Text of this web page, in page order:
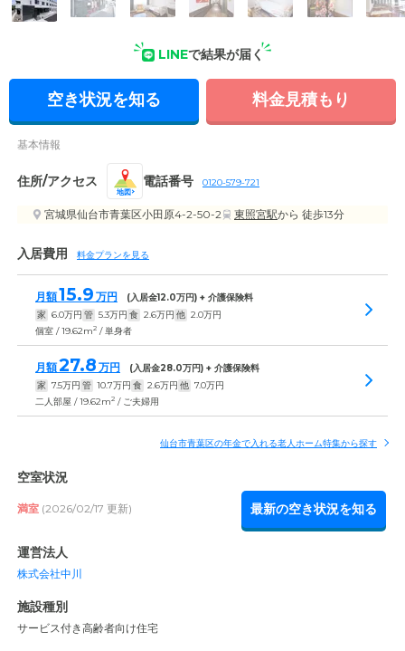
外観: 明るく清潔感がある雰囲気の建物です。エントランスま
でスロープがあるので、車いすでもスムーズにお越しいただけ
LINEで結果が届く
空き状況を知る 料金見積もり
基本情報
住所/アクセス
地図
電話番号 0120-579-721
宮城県仙台市青葉区小田原4-2-50-2 東照宮駅から 徒歩13分
入居費用 料金プランを見る
月額15.9 万円 (入居金12.0万円) + 介護保険料
家 6.0万円 管 5.3万円 食 2.6万円 他 2.0万円
個室 / 19.62m2 / 単身者
月額27.8 万円 (入居金28.0万円) + 介護保険料
家 7.5万円 管 10.7万円 食 2.6万円 他 7.0万円
二人部屋 / 19.62m2 / ご夫婦用
仙台市青葉区の年金で入れる老人ホーム特集から探す
空室状況
満室 (2026/02/17 更新) 最新の空き状況を知る
運営法人
株式会社中川
施設種別
サービス付き高齢者向け住宅